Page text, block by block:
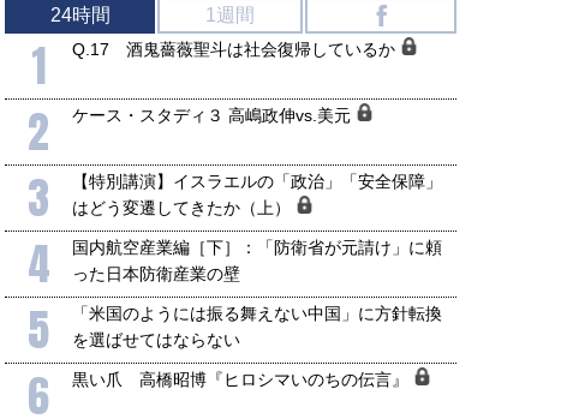
24時間 1週間
1 Q.17 酒鬼薔薇聖斗は社会復帰しているか
2 ケース・スタディ３ 高嶋政伸vs.美元
3
【特別講演】イスラエルの「政治」「安全保障」
はどう変遷してきたか（上）
4
国内航空産業編［下］：「防衛省が元請け」に頼
った日本防衛産業の壁
5
「米国のようには振る舞えない中国」に方針転換
を選ばせてはならない
6 黒い爪 高橋昭博『ヒロシマいのちの伝言』